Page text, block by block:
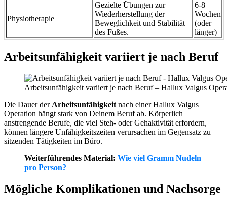
Physiotherapie
Gezielte Übungen zur
Wiederherstellung der
Beweglichkeit und Stabilität
des Fußes.
6-8
Wochen
(oder
länger)
Arbeitsunfähigkeit variiert je nach Beruf
Arbeitsunfähigkeit variiert je nach Beruf – Hallux Valgus
Die Dauer der Arbeitsunfähigkeit nach einer Hallux Valgus
Operation hängt stark von Deinem Beruf ab. Körperlich
anstrengende Berufe, die viel Steh- oder Gehaktivität erfordern,
können längere Unfähigkeitszeiten verursachen im Gegensatz zu
sitzenden Tätigkeiten im Büro.
Weiterführendes Material: Wie viel Gramm Nudeln
pro Person?
Mögliche Komplikationen und Nachsorge